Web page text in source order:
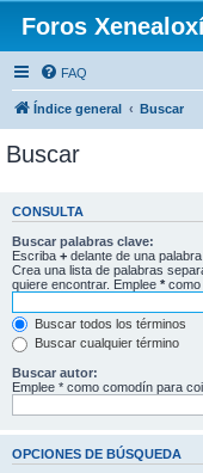
Foros
FAQ
Índice general Buscar
Buscar
CONSULTA
Buscar palabras clave:
Escriba + delante de una
Crea una lista de palabras
quiere encontrar. Emplee * como
Buscar todos los términos
Buscar cualquier término
Buscar autor:
Emplee * como comodín para
OPCIONES DE BÚSQUEDA